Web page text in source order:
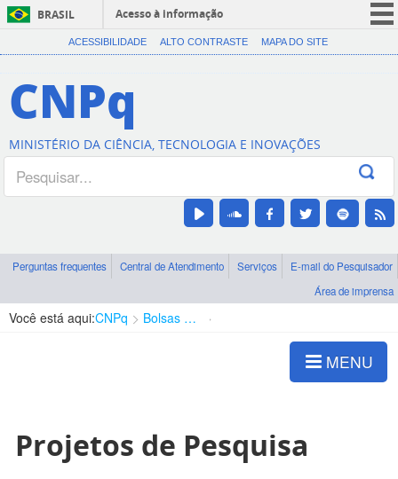
BRASIL
Acesso à informação
CORONAVÍRUS (COVID-19)
Canais
ACESSIBILIDADE ALTO CONTRASTE MAPA DO SITE
CNPq
MINISTÉRIO DA CIÊNCIA, TECNOLOGIA E INOVAÇÕES
Perguntas frequentes Central de Atendimento Serviços
E-mail do Pesquisador
Área de imprensa
Você está aqui:CNPq Bolsas e Auxílios Vigentes
MENU
Projetos de Pesquisa